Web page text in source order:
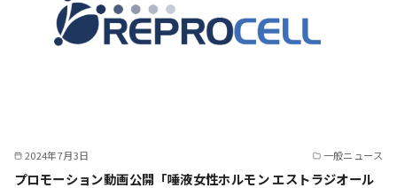
2024年7月3日 一般ニュース
プロモーション動画公開「唾液女性ホルモン エストラジオール